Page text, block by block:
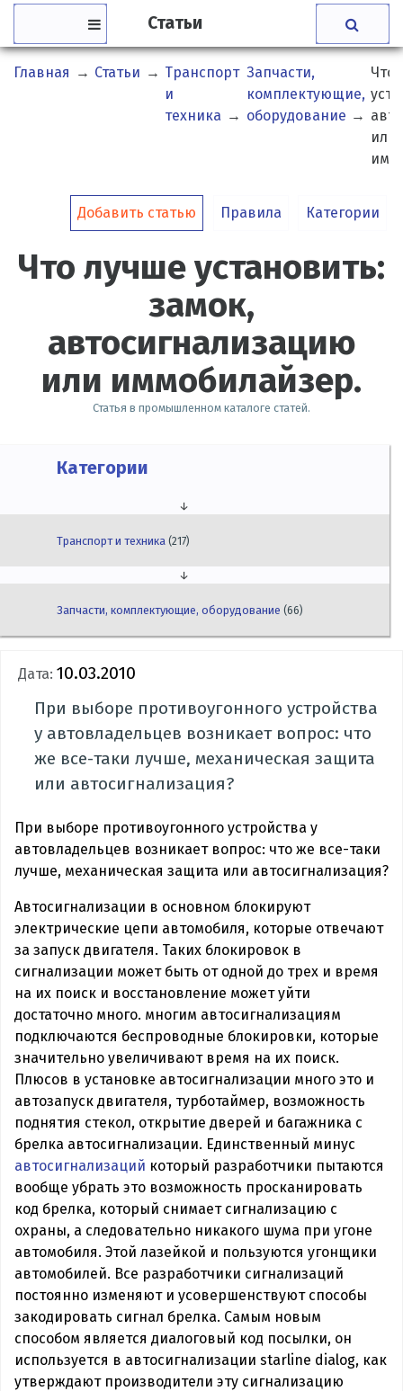
Статьи
Главная → Статьи → Транспорт
и
техника →
Запчасти,
комплектующие,
оборудование →
Что
или
Добавить статью Правила Категории
Что лучше установить:
замок,
автосигнализацию
или иммобилайзер.
Статья в промышленном каталоге статей.
Категории
↓
Транспорт и техника(217)
↓
Запчасти, комплектующие, оборудование(66)
Дата: 10.03.2010
При выборе противоугонного устройства
у автовладельцев возникает вопрос: что
же все-таки лучше, механическая защита
или автосигнализация?
При выборе противоугонного устройства у
автовладельцев возникает вопрос: что же все-таки
лучше, механическая защита или автосигнализация?
Автосигнализации в основном блокируют
электрические цепи автомобиля, которые отвечают
за запуск двигателя. Таких блокировок в
сигнализации может быть от одной до трех и время
на их поиск и восстановление может уйти
достаточно много. многим автосигнализациям
подключаются беспроводные блокировки, которые
значительно увеличивают время на их поиск.
Плюсов в установке автосигнализации много это и
автозапуск двигателя, турботаймер, возможность
поднятия стекол, открытие дверей и багажника с
брелка автосигнализации. Единственный минус
автосигнализаций который разработчики пытаются
вообще убрать это возможность просканировать
код брелка, который снимает сигнализацию с
охраны, а следовательно никакого шума при угоне
автомобиля. Этой лазейкой и пользуются угонщики
автомобилей. Все разработчики сигнализаций
постоянно изменяют и усовершенствуют способы
закодировать сигнал брелка. Самым новым
способом является диалоговый код посылки, он
используется в автосигнализации starline dialog, как
утверждают производители эту сигнализацию